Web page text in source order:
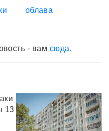
облава
- вам сюда.
13